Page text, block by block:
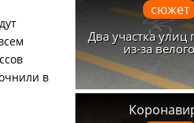
в
сюжет
Два участка улиц
из-за